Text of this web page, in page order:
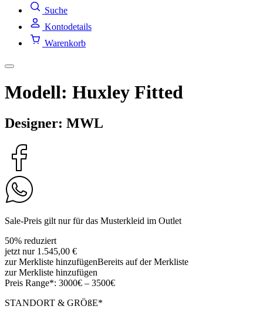
Suche
Kontodetails
Warenkorb
Modell: Huxley Fitted
Designer: MWL
Sale-Preis gilt nur für das Musterkleid im Outlet
50% reduziert
jetzt nur 1.545,00 €
zur Merkliste hinzufügenBereits auf der Merkliste
zur Merkliste hinzufügen
Preis Range*: 3000€ – 3500€
STANDORT & GRÖßE*